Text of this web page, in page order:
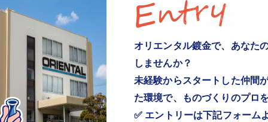
オリエンタル鍍金で、あなた
しませんか？
未経験からスタートした仲間
た環境で、ものづくりのプロ
✅ エントリーは下記フォーム